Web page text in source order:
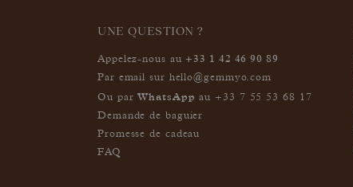
UNE QUESTION ?
Appelez-nous au +33 1 42 46 90 89
Par email sur hello@gemmyo.com
Ou par WhatsApp au +33 7 55 53 68 17
Demande de baguier
Promesse de cadeau
FAQ